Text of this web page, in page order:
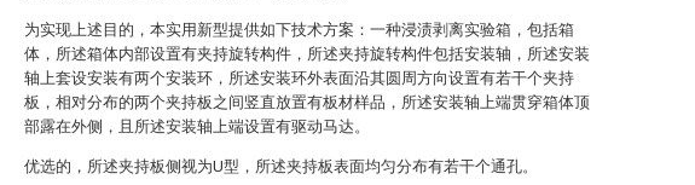
为实现上述目的，本实用新型提供如下技术方案：一种浸渍剥离实验箱，包括箱
体，所述箱体内部设置有夹持旋转构件，所述夹持旋转构件包括安装轴，所述安装
轴上套设安装有两个安装环，所述安装环外表面沿其圆周方向设置有若干个夹持
板，相对分布的两个夹持板之间竖直放置有板材样品，所述安装轴上端贯穿箱体顶
部露在外侧，且所述安装轴上端设置有驱动马达。
优选的，所述夹持板侧视为U型，所述夹持板表面均匀分布有若干个通孔。